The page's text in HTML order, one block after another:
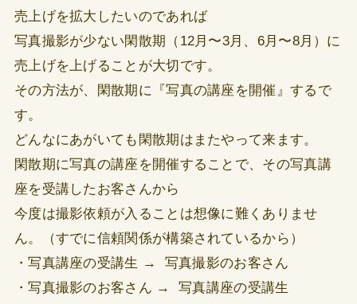
売上げを拡大したいのであれば
写真撮影が少ない閑散期（12月〜3月、6月〜8月）に
売上げを上げることが大切です。
その方法が、閑散期に『写真の講座を開催』するで
す。
どんなにあがいても閑散期はまたやって来ます。
閑散期に写真の講座を開催することで、その写真講
座を受講したお客さんから
今度は撮影依頼が入ることは想像に難くありませ
ん。（すでに信頼関係が構築されているから）
・写真講座の受講生 → 写真撮影のお客さん
・写真撮影のお客さん → 写真講座の受講生